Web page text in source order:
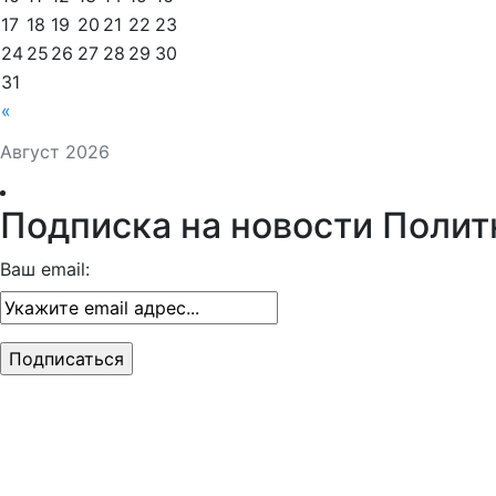
Август 2026
«
17 18 19 20 21 22 23
24 25 26 27 28 29 30
31
Подписка на новости
Ваш email: